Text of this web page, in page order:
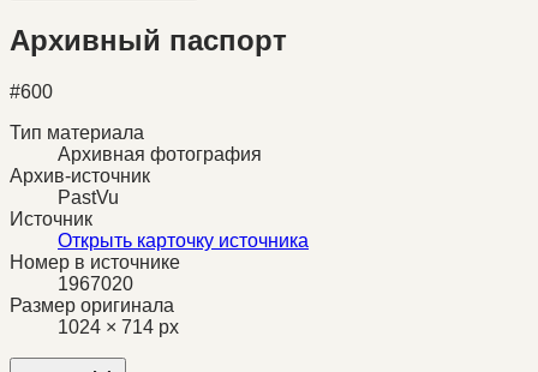
Архивный паспорт
#600
Тип материала
Архивная фотография
Архив-источник
PastVu
Источник
Открыть карточку источника
Номер в источнике
1967020
Размер оригинала
1024 × 714 px